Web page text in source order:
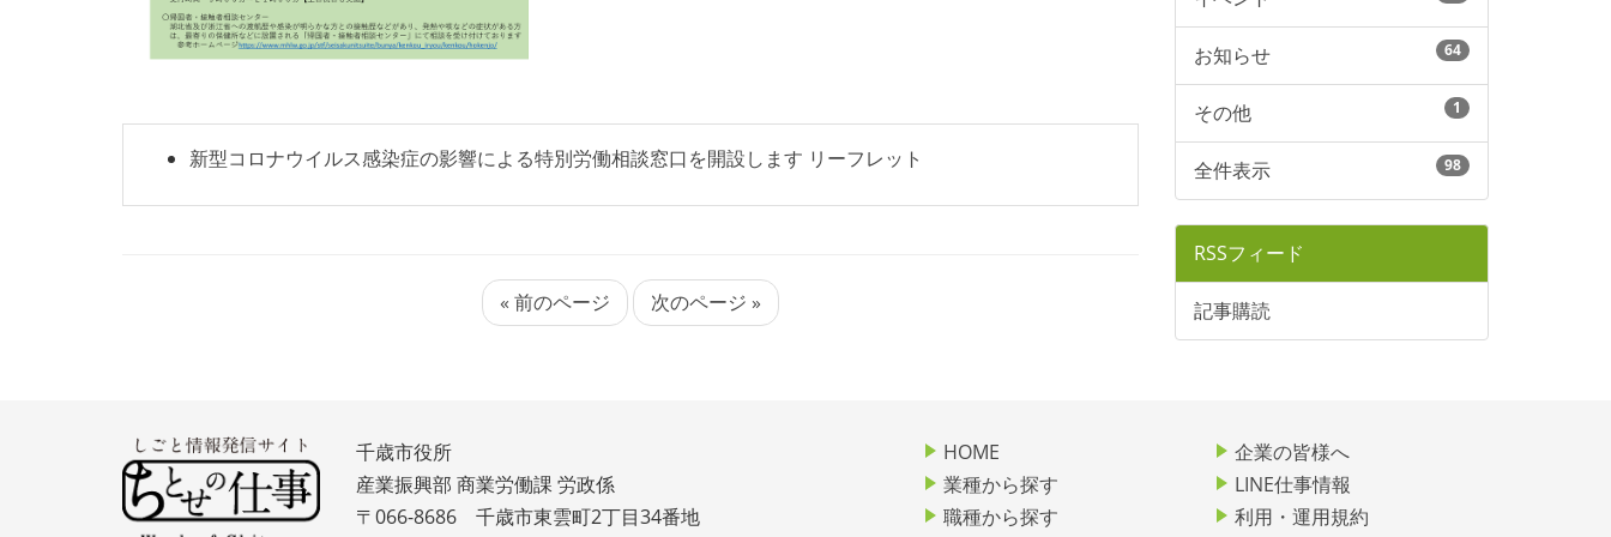
新型コロナウイルス感染症の影響による特別労働相談窓口を開設します リーフレット
« 前のページ 次のページ »
お知らせ 64
その他 1
全件表示 98
RSSフィード
記事購読
千歳市役所
産業振興部 商業労働課 労政係
〒066-8686 千歳市東雲町2丁目34番地
HOME
業種から探す
職種から探す
企業の皆様へ
LINE仕事情報
利用・運用規約